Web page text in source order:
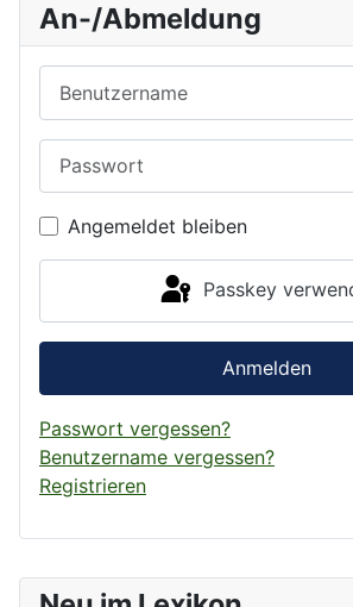
An-/Abmeldung
Angemeldet bleiben
Passkey
Anmelden
Passwort vergessen?
Benutzername vergessen?
Registrieren